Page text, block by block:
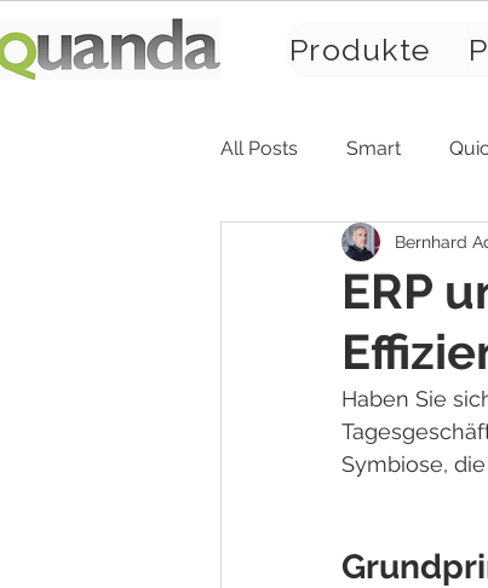
Produkte
All Posts Smart
ERP
Bernhard
Haben Sie
Symbiose,